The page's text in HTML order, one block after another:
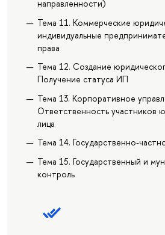
направленности)
Тема 11. Коммерческие
индивидуальные
права
Тема 12. Создание
Получение статуса ИП
Тема 13. Корпоративное
Ответственность участников
лица
Тема 14. Государственно-
Тема 15. Государственный и
контроль